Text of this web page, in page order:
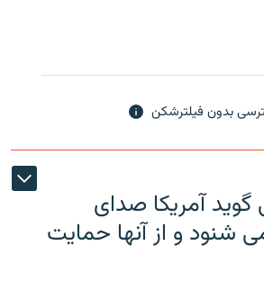
بدون فیلترشکن
آمریکا صدای
شنود و از آنها حمایت